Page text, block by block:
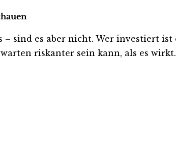
sind es aber nicht. Wer investiert
riskanter sein kann, als es wirkt.